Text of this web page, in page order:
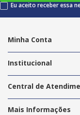
Eu aceito receber essa
Minha Conta
Editar endereços
Institucional
Nossas Lojas
Trabalhe Conosco
Central de
Política de Privacidade
Termos e Condições
Mais Informações